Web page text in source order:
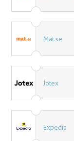
Mat.se
Jotex
Expedia